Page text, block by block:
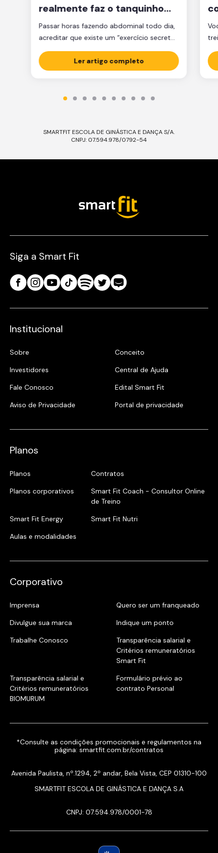
realmente faz o tanquinho
aparecer?
Passar horas fazendo abdominal todo dia,
acreditar que existe um “exercício secreto”
para secar a barriga ou ficar obcecado
com a balança são caminhos que muita
gente percorre, mas que raramente levam
falta de estratégia. A verdade é que o
Ler artigo completo
SMARTFIT ESCOLA DE GINÁSTICA E DANÇA S/A.
CNPJ: 07.594.978/0792-54
Siga a Smart Fit
Institucional
Sobre
Conceito
Investidores
Central de Ajuda
Fale Conosco
Edital Smart Fit
Aviso de Privacidade
Portal de privacidade
Planos
Planos
Contratos
Planos corporativos
Smart Fit Coach - Consultor Online
de Treino
Smart Fit Energy
Smart Fit Nutri
Aulas e modalidades
Corporativo
Imprensa
Quero ser um franqueado
Divulgue sua marca
Indique um ponto
Trabalhe Conosco
Transparência salarial e
Critérios remuneratórios
Smart Fit
Transparência salarial e
Critérios remuneratórios
BIOMURUM
Formulário prévio ao
contrato Personal
*Consulte as condições promocionais e regulamentos na
página: smartfit.com.br/contratos
Avenida Paulista, nº.1294, 2º andar, Bela Vista, CEP 01310-100
SMARTFIT ESCOLA DE GINÁSTICA E DANÇA S.A
CNPJ: 07.594.978/0001-78